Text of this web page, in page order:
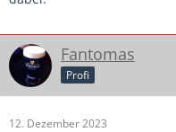
Fantomas
Profi
12. Dezember 2023